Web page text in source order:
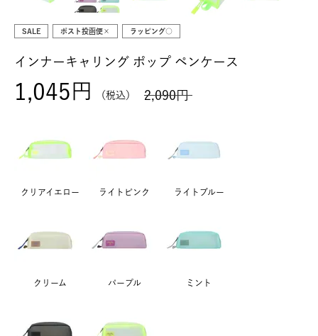
SALE ポスト投函便× ラッピング○
インナーキャリング ポップ ペンケース
2,090
1,045 税込
クリアイエロー ライトピンク ライトブルー
クリーム パープル ミント